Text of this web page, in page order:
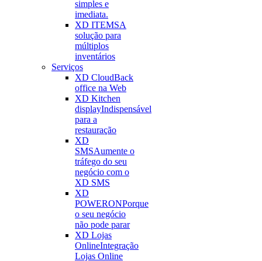
simples e
imediata.
XD ITEMSA
solução para
múltiplos
inventários
Serviços
XD CloudBack
office na Web
XD Kitchen
displayIndispensável
para a
restauração
XD
SMSAumente o
tráfego do seu
negócio com o
XD SMS
XD
POWERONPorque
o seu negócio
não pode parar
XD Lojas
OnlineIntegração
Lojas Online